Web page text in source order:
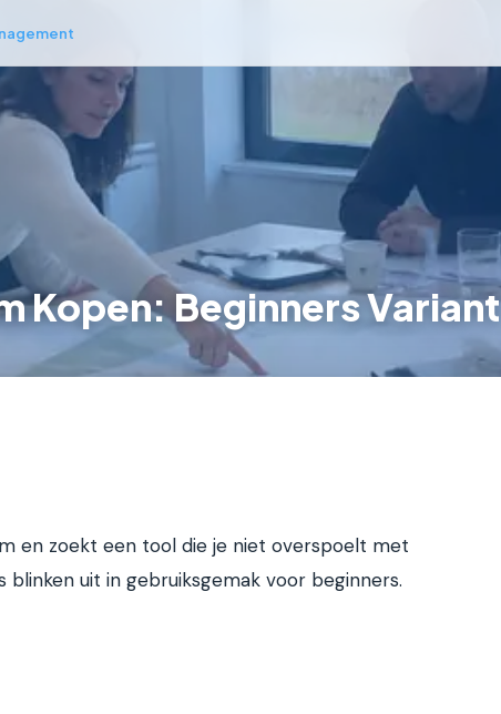
Kopen: Beginners Variant
en zoekt een tool die je niet overspoelt met
uit in gebruiksgemak voor beginners.